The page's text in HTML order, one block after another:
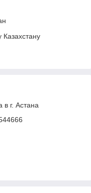
г. Астана